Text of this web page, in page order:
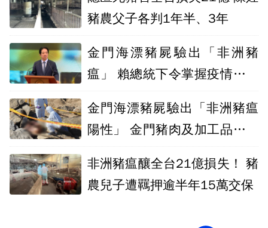
豬農父子各判1年半、3年
金門海漂豬屍驗出「非洲豬
瘟」 賴總統下令掌握疫情並即
金門海漂豬屍驗出「非洲豬瘟
陽性」 金門豬肉及加工品禁運
非洲豬瘟釀全台21億損失！ 豬
農兒子遭羈押逾半年15萬交保